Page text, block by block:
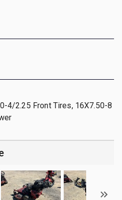
4/2.25 Front Tires, 16X7.50-8